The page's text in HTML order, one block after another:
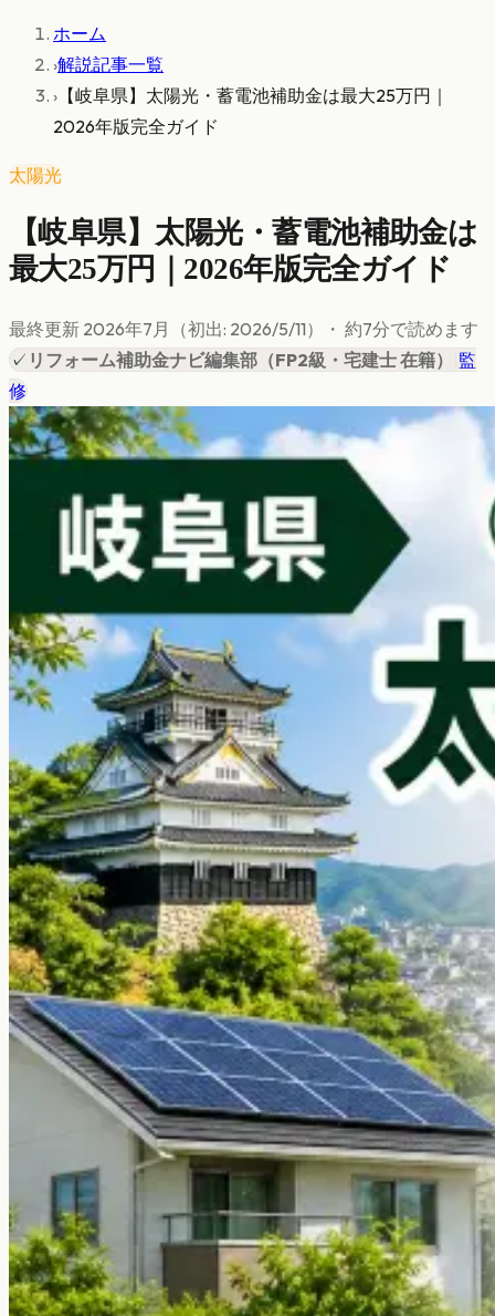
ホーム
›解説記事一覧
› 【岐阜県】太陽光・蓄電池補助金は最大25万円｜
2026年版完全ガイド
太陽光
【岐阜県】太陽光・蓄電池補助金は
最大25万円｜2026年版完全ガイド
最終更新 2026年7月 （初出: 2026/5/11） ・ 約7分で読めます
✓ リフォーム補助金ナビ編集部 （FP2級・宅建士 在籍）
監
修